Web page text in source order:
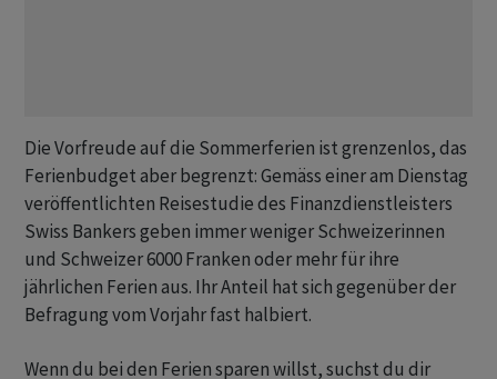
Die Vorfreude auf die Sommerferien ist grenzenlos, das
Ferienbudget aber begrenzt: Gemäss einer am Dienstag
veröffentlichten Reisestudie des Finanzdienstleisters
Swiss Bankers geben immer weniger Schweizerinnen
und Schweizer 6000 Franken oder mehr für ihre
jährlichen Ferien aus. Ihr Anteil hat sich gegenüber der
Befragung vom Vorjahr fast halbiert.
Wenn du bei den Ferien sparen willst, suchst du dir